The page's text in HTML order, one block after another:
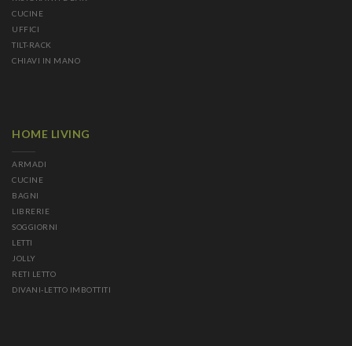
CUCINE
UFFICI
TILT-RACK
CHIAVI IN MANO
HOME LIVING
ARMADI
CUCINE
BAGNI
LIBRERIE
SOGGIORNI
LETTI
JOLLY
RETI LETTO
DIVANI-LETTO IMBOTTITI